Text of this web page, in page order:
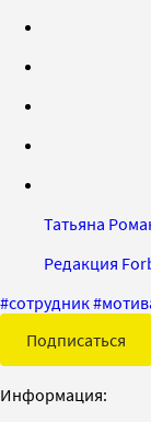
Татьяна
Редакция
#сотрудник#
Подписаться
Информация: